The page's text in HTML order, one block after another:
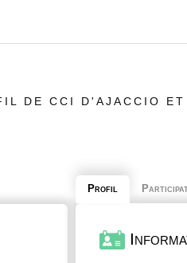
DE CCI D'AJACCIO
Profil